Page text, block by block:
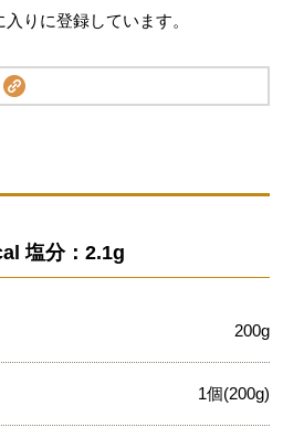
りに登録しています。
塩分：2.1g
200g
1個(200g)